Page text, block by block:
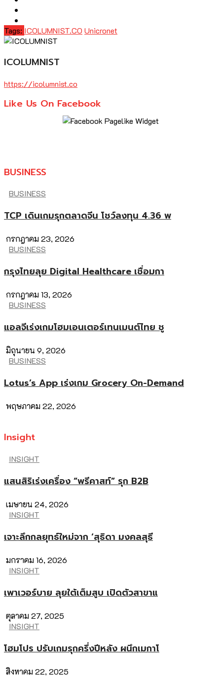
Tags: ICOLUMNIST.CO Unicronet
ICOLUMNIST
https://icolumnist.co
Like Us On Facebook
BUSINESS
BUSINESS
TCP เดินเกมรุกตลาดจีน โชว์ลงทุน 4.36 พ
กรกฎาคม 23, 2026
BUSINESS
กรุงไทยลุย Digital Healthcare เชื่อมกา
กรกฎาคม 13, 2026
BUSINESS
แอลจีเร่งเกมโฮมเอนเตอร์เทนเมนต์ไทย ชู
มิถุนายน 9, 2026
BUSINESS
Lotus’s App เร่งเกม Grocery On-Demand
พฤษภาคม 22, 2026
Insight
INSIGHT
แสนสิริเร่งเครื่อง “พรีคาสท์” รุก B2B
เมษายน 24, 2026
INSIGHT
เจาะลึกกลยุทธ์ใหม่จาก ‘สุธิดา มงคลสุธี
มกราคม 16, 2026
INSIGHT
เพาเวอร์บาย ลุยใต้เต็มสูบ เปิดตัวสาขาแ
ตุลาคม 27, 2025
INSIGHT
โฮมโปร ปรับเกมรุกครึ่งปีหลัง ผนึกเมกาโ
สิงหาคม 22, 2025